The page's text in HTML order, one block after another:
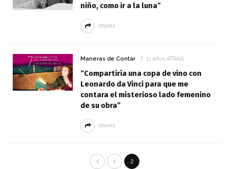
niño, como ir a la luna”
shares
Maneras de Contar 11 años ATRÁS
“Compartiría una copa de vino con
Leonardo da Vinci para que me
contara el misterioso lado femenino
de su obra”
shares
1 2